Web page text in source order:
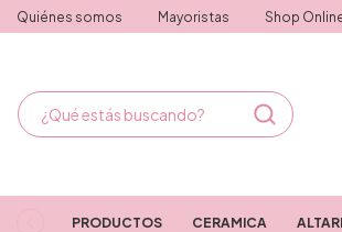
Quiénes somos Mayoristas Shop
PRODUCTOS CERAMICA